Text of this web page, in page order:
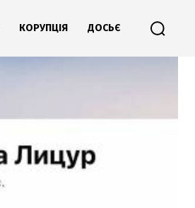
КОРУПЦІЯ ДОСЬЄ